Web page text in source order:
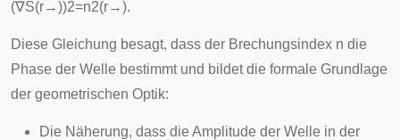
(∇S(r→))2=n2(r→).
Diese Gleichung besagt, dass der Brechungsindex n die
Phase der Welle bestimmt und bildet die formale Grundlage
der geometrischen Optik:
Die Näherung, dass die Amplitude der Welle in der